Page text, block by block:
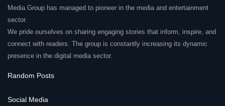
Media Group has managed to pioneer in the media and entertainment
sector.
We pride ourselves on sharing engaging stories that inform, inspire, and
connect with readers. The group is constantly increasing its dynamic
presence in the digital media sector.
Random Posts
Social Media